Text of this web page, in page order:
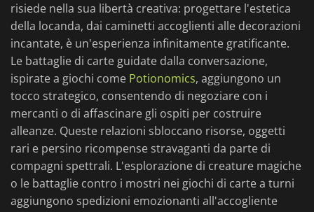
risiede nella sua libertà creativa: progettare l'estetica
della locanda, dai caminetti accoglienti alle decorazioni
incantate, è un'esperienza infinitamente gratificante.
Le battaglie di carte guidate dalla conversazione,
ispirate a giochi come Potionomics, aggiungono un
tocco strategico, consentendo di negoziare con i
mercanti o di affascinare gli ospiti per costruire
alleanze. Queste relazioni sbloccano risorse, oggetti
rari e persino ricompense stravaganti da parte di
compagni spettrali. L'esplorazione di creature magiche
o le battaglie contro i mostri nei giochi di carte a turni
aggiungono spedizioni emozionanti all'accogliente